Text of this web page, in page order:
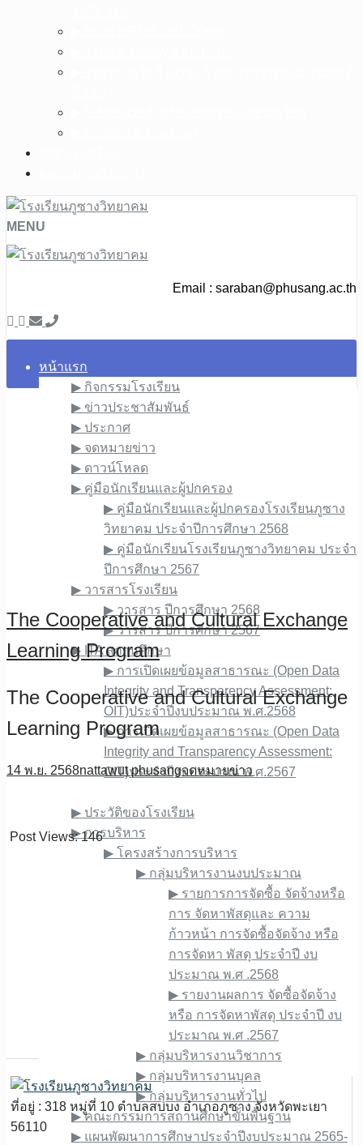
MENU
Email : saraban@phusang.ac.th
หน้าแรก
▶︎ กิจกรรมโรงเรียน
▶︎ ข่าวประชาสัมพันธ์
▶︎ ประกาศ
▶︎ จดหมายข่าว
▶︎ ดาวน์โหลด
▶︎ คู่มือนักเรียนและผู้ปกครอง
▶︎ คู่มือนักเรียนและผู้ปกครองโรงเรียนภูซาง
วิทยาคม ประจำปีการศึกษา 2568
▶︎ คู่มือนักเรียนโรงเรียนภูซางวิทยาคม ประจำ
ปีการศึกษา 2567
▶︎ วารสารโรงเรียน
▶︎ วารสาร ปีการศึกษา 2568
▶︎ วารสาร ปีการศึกษา 2567
▶︎ ITA สถานศึกษา
▶︎ การเปิดเผยข้อมูลสาธารณะ (Open Data
Integrity and Transparency Assessment:
OIT)ประจำปีงบประมาณ พ.ศ.2568
▶︎ การเปิดเผยข้อมูลสาธารณะ (Open Data
Integrity and Transparency Assessment:
OIT)ประจำปีงบประมาณ พ.ศ.2567
▶︎ ประวัติของโรงเรียน
▶︎ การบริหาร
▶︎ โครงสร้างการบริหาร
▶︎ กลุ่มบริหารงานงบประมาณ
▶︎ รายการการจัดซื้อ จัดจ้างหรือ
การ จัดหาพัสดุและ ความ
ก้าวหน้า การจัดซื้อจัดจ้าง หรือ
การจัดหา พัสดุ ประจําปี งบ
ประมาณ พ.ศ .2568
▶︎ รายงานผลการ จัดซื้อจัดจ้าง
หรือ การจัดหาพัสดุ ประจําปี งบ
ประมาณ พ.ศ .2567
▶︎ กลุ่มบริหารงานวิชาการ
▶︎ กลุ่มบริหารงานบุคล
▶︎ กลุ่มบริหารงานทั่วไป
▶︎ คณะกรรมการสถานศึกษาขั้นพื้นฐาน
▶︎ แผนพัฒนาการศึกษาประจำปีงบประมาณ 2565-
The Cooperative and Cultural Exchange
Learning Program
The Cooperative and Cultural Exchange
Learning Program
14 พ.ย. 2568nattawut phusangจดหมายข่าว
Post Views: 146
ที่อยู่ : 318 หมู่ที่ 10 ตำบลสบบง อำเภอภูซาง จังหวัดพะเยา
56110